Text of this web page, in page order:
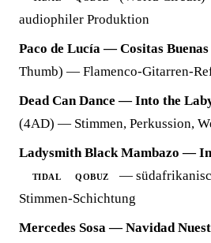
audiophiler Produktion
Paco de Lucía — Cositas Buenas
Thumb) — Flamenco-Gitarren-
Dead Can Dance — Into the
(4AD) — Stimmen, Perkussion,
Ladysmith Black Mambazo —
TIDAL QOBUZ
—
Stimmen-Schichtung
Mercedes Sosa — Navidad